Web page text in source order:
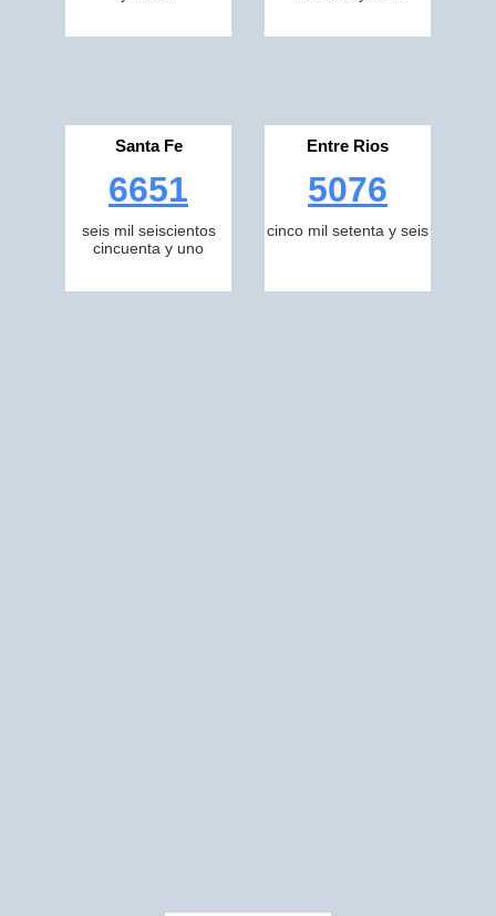
Santa Fe
6651
seis mil seiscientos
cincuenta y uno
Entre Rios
5076
cinco mil setenta y seis